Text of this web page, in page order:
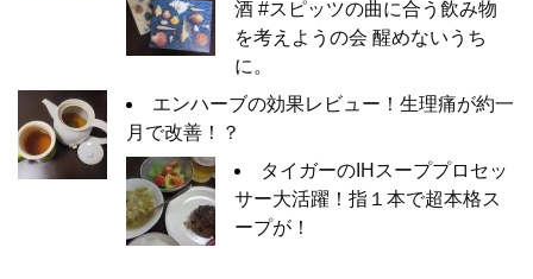
酒 #スピッツの曲に合う飲み物
を考えようの会 醒めないうち
に。
エンハーブの効果レビュー！生理痛が約一
月で改善！？
タイガーのIHスーププロセッ
サー大活躍！指１本で超本格ス
ープが！